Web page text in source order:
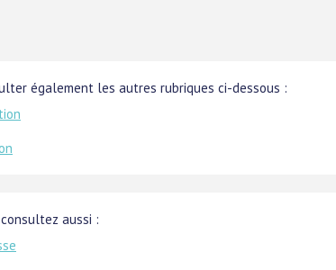
également les autres rubriques ci-dessous :
consultez aussi :